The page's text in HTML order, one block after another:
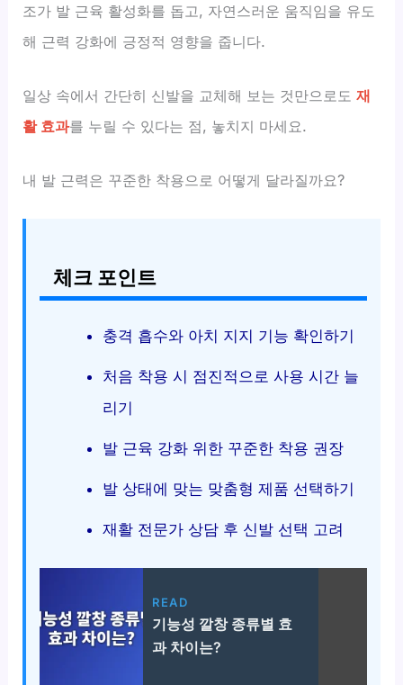
조가 발 근육 활성화를 돕고, 자연스러운 움직임을 유도
해 근력 강화에 긍정적 영향을 줍니다.
일상 속에서 간단히 신발을 교체해 보는 것만으로도재
활 효과를 누릴 수 있다는 점, 놓치지 마세요.
내 발 근력은 꾸준한 착용으로 어떻게 달라질까요?
체크 포인트
충격 흡수와 아치 지지 기능 확인하기
처음 착용 시 점진적으로 사용 시간 늘
리기
발 근육 강화 위한 꾸준한 착용 권장
발 상태에 맞는 맞춤형 제품 선택하기
재활 전문가 상담 후 신발 선택 고려
READ
기능성 깔창 종류별 효
과 차이는?